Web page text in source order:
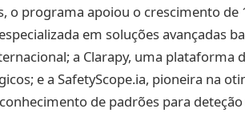
o programa apoiou o crescimento de
em soluções avançadas
a Clarapy, uma plataforma
e a SafetyScope.ia, pioneira na
de padrões para